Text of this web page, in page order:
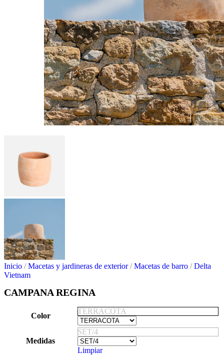
Inicio / Macetas y jardineras de exterior/ Macetas de barro / Delta
Vietnam
CAMPANA REGINA
Color
TERRACOTA
Medidas
SET/4
Limpiar